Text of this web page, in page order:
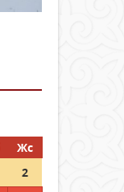
Жс
2